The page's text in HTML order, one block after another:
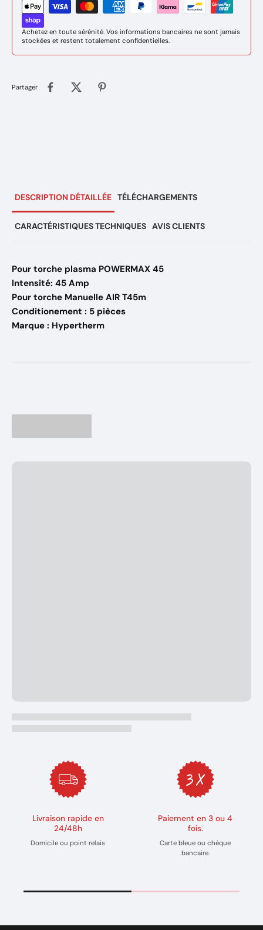
Achetez en toute sérénité. Vos informations bancaires ne sont jamais
stockées et restent totalement confidentielles.
Partager
DESCRIPTION DÉTAILLÉE TÉLÉCHARGEMENTS
CARACTÉRISTIQUES TECHNIQUES AVIS CLIENTS
Pour torche plasma POWERMAX 45
Intensité: 45 Amp
Pour torche Manuelle AIR T45m
Conditionement : 5 pièces
Marque : Hypertherm
Livraison rapide en
24/48h
Domicile ou point relais
Paiement en 3 ou 4
fois.
Carte bleue ou chèque
bancaire.